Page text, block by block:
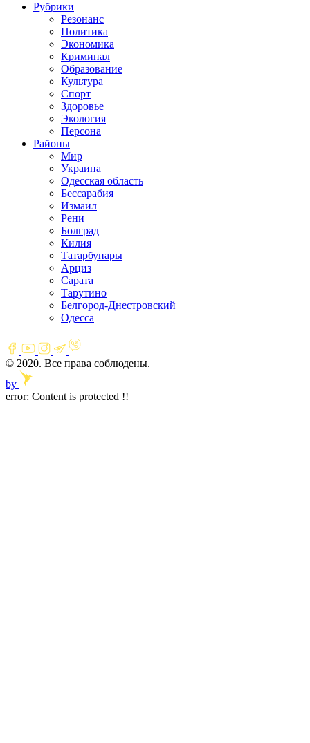
Рубрики
Резонанс
Политика
Экономика
Криминал
Образование
Культура
Спорт
Здоровье
Экология
Персона
Районы
Мир
Украина
Одесская область
Бессарабия
Измаил
Рени
Болград
Килия
Татарбунары
Арциз
Сарата
Тарутино
Белгород-Днестровский
Одесса
© 2020. Все права соблюдены.
by
error: Content is protected !!